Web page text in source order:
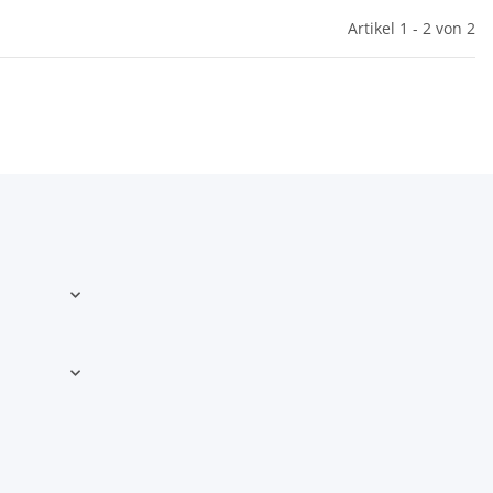
Artikel 1 - 2 von 2
Bütthard - Eine Ortschronik